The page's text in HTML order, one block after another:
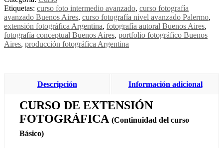
Etiquetas: curso foto intermedio avanzado, curso fotografía
avanzado Buenos Aires, curso fotografía nivel avanzado Palermo,
extensión fotográfica Argentina, fotografía autoral Buenos Aires,
fotografía conceptual Buenos Aires, portfolio fotográfico Buenos
Aires, producción fotográfica Argentina
Descripción Información adicional
CURSO DE EXTENSIÓN
FOTOGRÁFICA (Continuidad del curso
Básico)